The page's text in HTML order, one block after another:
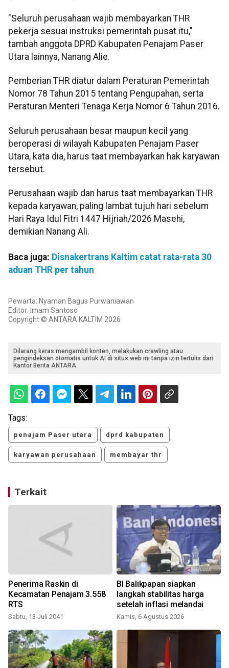
"Seluruh perusahaan wajib membayarkan THR
pekerja sesuai instruksi pemerintah pusat itu,"
tambah anggota DPRD Kabupaten Penajam Paser
Utara lainnya, Nanang Alie.
Pemberian THR diatur dalam Peraturan Pemerintah
Nomor 78 Tahun 2015 tentang Pengupahan, serta
Peraturan Menteri Tenaga Kerja Nomor 6 Tahun 2016.
Seluruh perusahaan besar maupun kecil yang
beroperasi di wilayah Kabupaten Penajam Paser
Utara, kata dia, harus taat membayarkan hak karyawan
tersebut.
Perusahaan wajib dan harus taat membayarkan THR
kepada karyawan, paling lambat tujuh hari sebelum
Hari Raya Idul Fitri 1447 Hijriah/2026 Masehi,
demikian Nanang Ali.
Baca juga: Disnakertrans Kaltim catat rata-rata 30
aduan THR per tahun
Pewarta: Nyaman Bagus Purwaniawan
Editor: Imam Santoso
Copyright © ANTARA KALTIM 2026
Dilarang keras mengambil konten, melakukan crawling atau
pengindeksan otomatis untuk AI di situs web ini tanpa izin tertulis dari
Kantor Berita ANTARA.
Tags:
penajam Paser utara dprd kabupaten
karyawan perusahaan membayar thr
Terkait
Penerima Raskin di
Kecamatan Penajam 3.558
RTS
Sabtu, 13 Juli 2041
BI Balikpapan siapkan
langkah stabilitas harga
setelah inflasi melandai
Kamis, 6 Agustus 2026